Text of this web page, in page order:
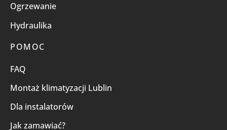
Ogrzewanie
Hydraulika
POMOC
FAQ
Montaż klimatyzacji Lublin
Dla instalatorów
Jak zamawiać?